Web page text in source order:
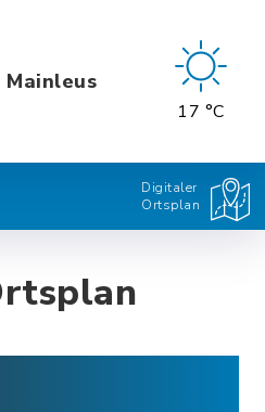
17 °C
Digitaler
Ortsplan